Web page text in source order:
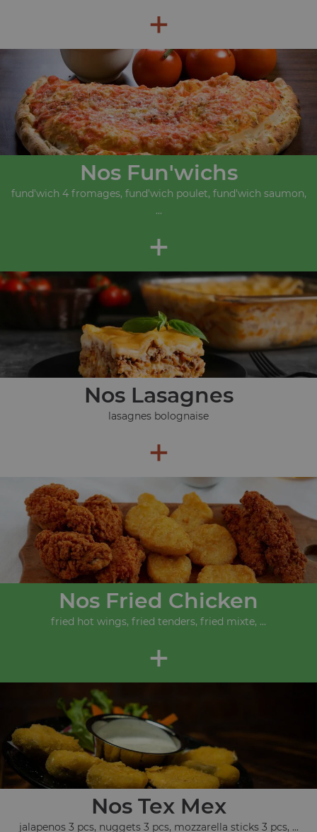
+
Nos Fun'wichs
fund'wich 4 fromages, fund'wich poulet, fund'wich saumon,
...
+
Nos Lasagnes
lasagnes bolognaise
+
Nos Fried Chicken
fried hot wings, fried tenders, fried mixte, ...
+
Nos Tex Mex
jalapenos 3 pcs, nuggets 3 pcs, mozzarella sticks 3 pcs, ...